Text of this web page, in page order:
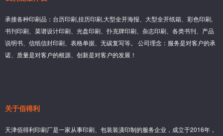
承接各种印刷品：台历印刷,挂历印刷,大型全开海报、大型全开纸箱、彩色印刷,
书刊印刷、菜谱设计印刷、光盘印刷、扑克牌印刷、杂志印刷、各类书刊、产品
说明书、信纸信封印刷、表格单据、无碳复写等。 公司理念：服务是对客户的承
诺、质量是对客户的根源、创新是对客户的发展！
关于佰得利
天津佰得利印刷厂是一家从事印刷、包装装潢印制的服务企业，成立于2016年，